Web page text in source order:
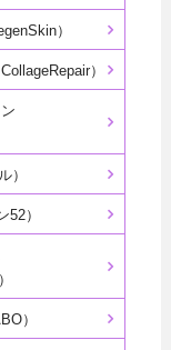
）
）
）
）
）